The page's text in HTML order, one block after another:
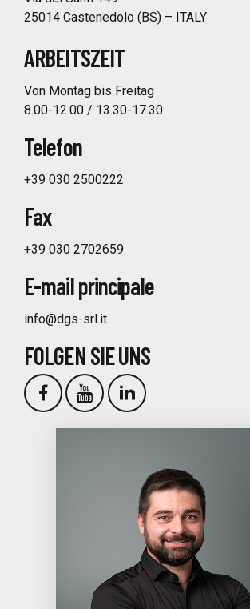
25014 Castenedolo (BS) – ITALY
ARBEITSZEIT
Von Montag bis Freitag
8.00-12.00 / 13.30-17.30
Telefon
+39 030 2500222
Fax
+39 030 2702659
E-mail principale
info@dgs-srl.it
FOLGEN SIE UNS